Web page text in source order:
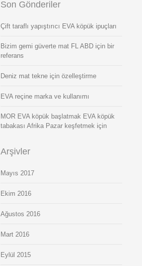
Son Gönderiler
Çift taraflı yapıştırıcı EVA köpük ipuçları
Bizim gemi güverte mat FL ABD için bir
referans
Deniz mat tekne için özelleştirme
EVA reçine marka ve kullanımı
MOR EVA köpük başlatmak EVA köpük
tabakası Afrika Pazar keşfetmek için
Arşivler
Mayıs 2017
Ekim 2016
Ağustos 2016
Mart 2016
Eylül 2015